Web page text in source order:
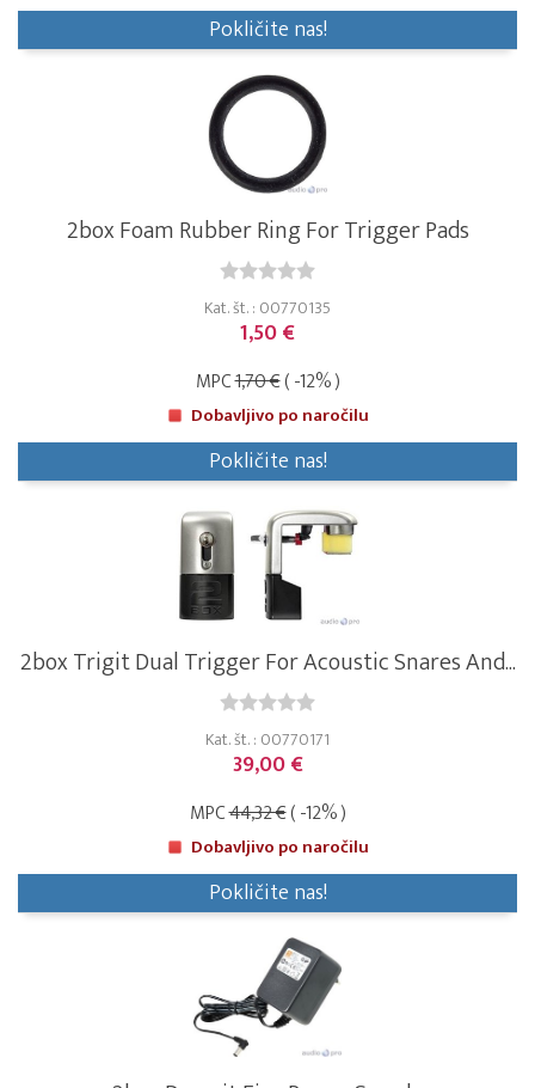
Pokličite nas!
2box Foam Rubber Ring For Trigger Pads
Kat. št. : 00770135
1,50 €
MPC1,70 €( -12% )
Dobavljivo po naročilu
Pokličite nas!
2box Trigit Dual Trigger For Acoustic Snares And...
Kat. št. : 00770171
39,00 €
MPC44,32 €( -12% )
Dobavljivo po naročilu
Pokličite nas!